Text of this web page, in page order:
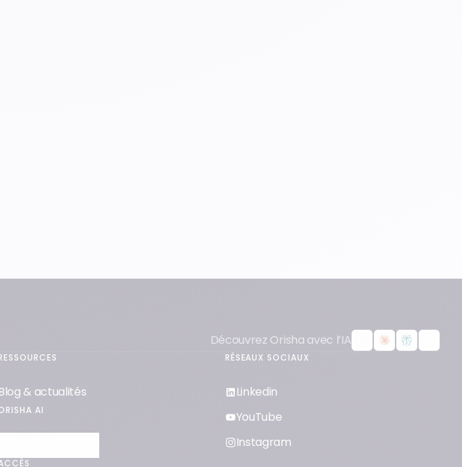
Découvrez Orisha avec l’IA
Blog & actualités
AI
RÉSEAUX SOCIAUX
Linkedin
YouTube
Instagram